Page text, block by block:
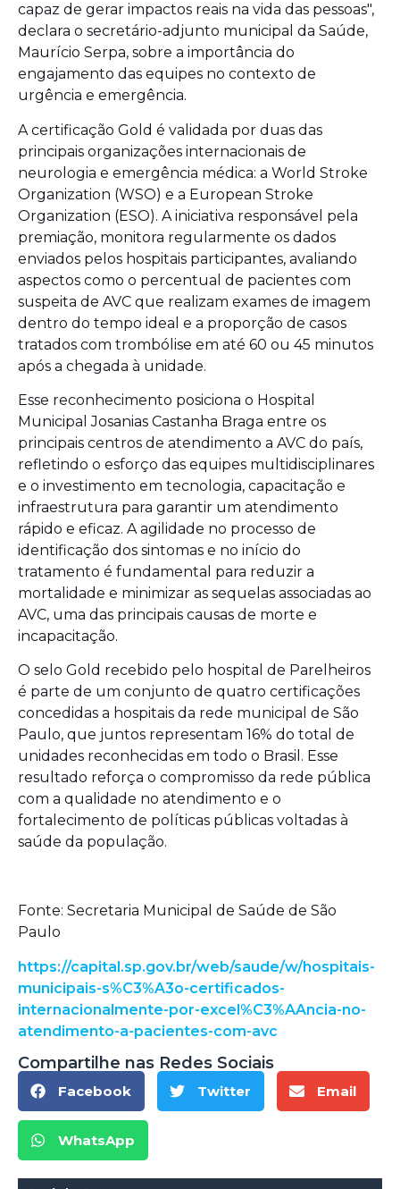
capaz de gerar impactos reais na vida das pessoas",
declara o secretário-adjunto municipal da Saúde,
Maurício Serpa, sobre a importância do
engajamento das equipes no contexto de
urgência e emergência.
A certificação Gold é validada por duas das
principais organizações internacionais de
neurologia e emergência médica: a World Stroke
Organization (WSO) e a European Stroke
Organization (ESO). A iniciativa responsável pela
premiação, monitora regularmente os dados
enviados pelos hospitais participantes, avaliando
aspectos como o percentual de pacientes com
suspeita de AVC que realizam exames de imagem
dentro do tempo ideal e a proporção de casos
tratados com trombólise em até 60 ou 45 minutos
após a chegada à unidade.
Esse reconhecimento posiciona o Hospital
Municipal Josanias Castanha Braga entre os
principais centros de atendimento a AVC do país,
refletindo o esforço das equipes multidisciplinares
e o investimento em tecnologia, capacitação e
infraestrutura para garantir um atendimento
rápido e eficaz. A agilidade no processo de
identificação dos sintomas e no início do
tratamento é fundamental para reduzir a
mortalidade e minimizar as sequelas associadas ao
AVC, uma das principais causas de morte e
incapacitação.
O selo Gold recebido pelo hospital de Parelheiros
é parte de um conjunto de quatro certificações
concedidas a hospitais da rede municipal de São
Paulo, que juntos representam 16% do total de
unidades reconhecidas em todo o Brasil. Esse
resultado reforça o compromisso da rede pública
com a qualidade no atendimento e o
fortalecimento de políticas públicas voltadas à
saúde da população.
Fonte: Secretaria Municipal de Saúde de São
Paulo
https://capital.sp.gov.br/web/saude/w/hospitais-
municipais-s%C3%A3o-certificados-
internacionalmente-por-excel%C3%AAncia-no-
atendimento-a-pacientes-com-avc
Compartilhe nas Redes Sociais
Facebook Twitter Email
WhatsApp